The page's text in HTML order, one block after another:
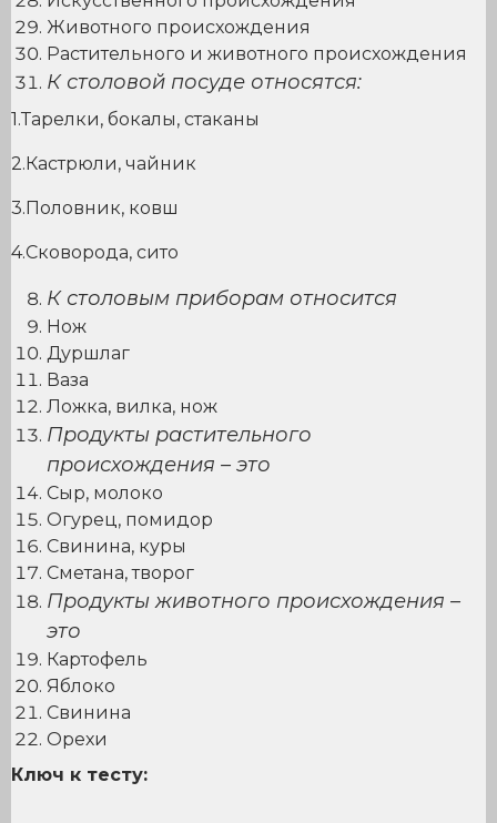
Животного происхождения
Растительного и животного происхождения
К столовой посуде относятся:
1.Тарелки, бокалы, стаканы
2.Кастрюли, чайник
3.Половник, ковш
4.Сковорода, сито
К столовым приборам относится
Нож
Дуршлаг
Ваза
Ложка, вилка, нож
Продукты растительного
происхождения – это
Сыр, молоко
Огурец, помидор
Свинина, куры
Сметана, творог
Продукты животного происхождения –
это
Картофель
Яблоко
Свинина
Орехи
Ключ к тесту: